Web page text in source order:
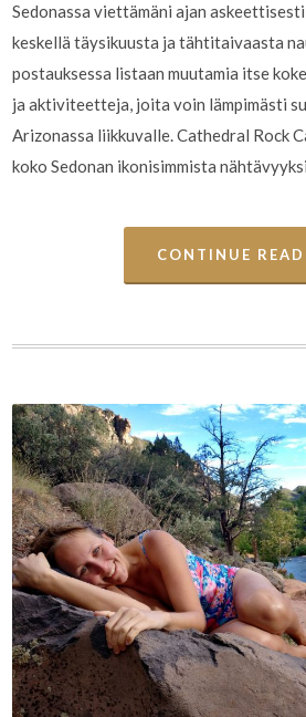
Sedonassa viettämäni ajan
keskellä täysikuusta ja tähtitaivaasta
postauksessa listaan muutamia itse
ja aktiviteetteja, joita voin lämpimästi
Arizonassa liikkuvalle. Cathedral Rock
koko Sedonan ikonisimmista
CONTINUE